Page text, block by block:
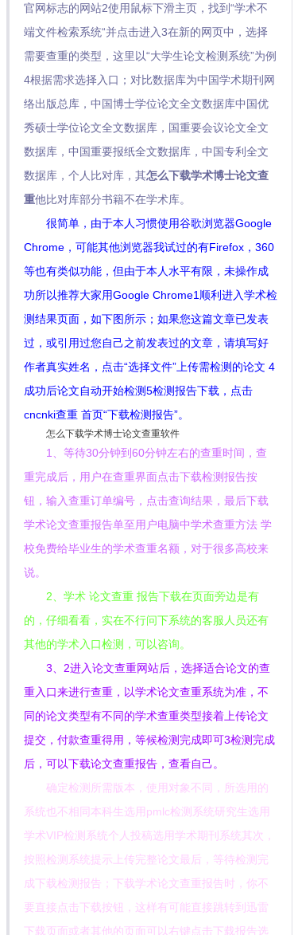
官网标志的网站2使用鼠标下滑主页，找到“学术不
端文件检索系统“并点击进入3在新的网页中，选择
需要查重的类型，这里以“大学生论文检测系统”为例
4根据需求选择入口；对比数据库为中国学术期刊网
络出版总库，中国博士学位论文全文数据库中国优
秀硕士学位论文全文数据库，国重要会议论文全文
数据库，中国重要报纸全文数据库，中国专利全文
数据库，个人比对库，其怎么下载学术博士论文查
重他比对库部分书籍不在学术库。
很简单，由于本人习惯使用谷歌浏览器Google
Chrome，可能其他浏览器我试过的有Firefox，360
等也有类似功能，但由于本人水平有限，未操作成
功所以推荐大家用Google Chrome1顺利进入学术检
测结果页面，如下图所示；如果您这篇文章已发表
过，或引用过您自己之前发表过的文章，请填写好
作者真实姓名，点击“选择文件”上传需检测的论文 4
成功后论文自动开始检测5检测报告下载，点击
cncnki查重 首页“下载检测报告”。
怎么下载学术博士论文查重软件
1、等待30分钟到60分钟左右的查重时间，查
重完成后，用户在查重界面点击下载检测报告按
钮，输入查重订单编号，点击查询结果，最后下载
学术论文查重报告单至用户电脑中学术查重方法 学
校免费给毕业生的学术查重名额，对于很多高校来
说。
2、学术 论文查重 报告下载在页面旁边是有
的，仔细看看，实在不行问下系统的客服人员还有
其他的学术入口检测，可以咨询。
3、2进入论文查重网站后，选择适合论文的查
重入口来进行查重，以学术论文查重系统为准，不
同的论文类型有不同的学术查重类型接着上传论文
提交，付款查重得用，等候检测完成即可3检测完成
后，可以下载论文查重报告，查看自己。
确定检测所需版本，使用对象不同，所选用的
系统也不相同本科生选用pmlc检测系统研究生选用
学术VIP检测系统个人投稿选用学术期刊系统其次，
按照检测系统提示上传完整论文最后，等待检测完
成下载检测报告；下载学术论文查重报告时，你不
要直接点击下载按钮，这样有可能直接跳转到迅雷
下载页面或者其他的页面可以右键点击下载报告选